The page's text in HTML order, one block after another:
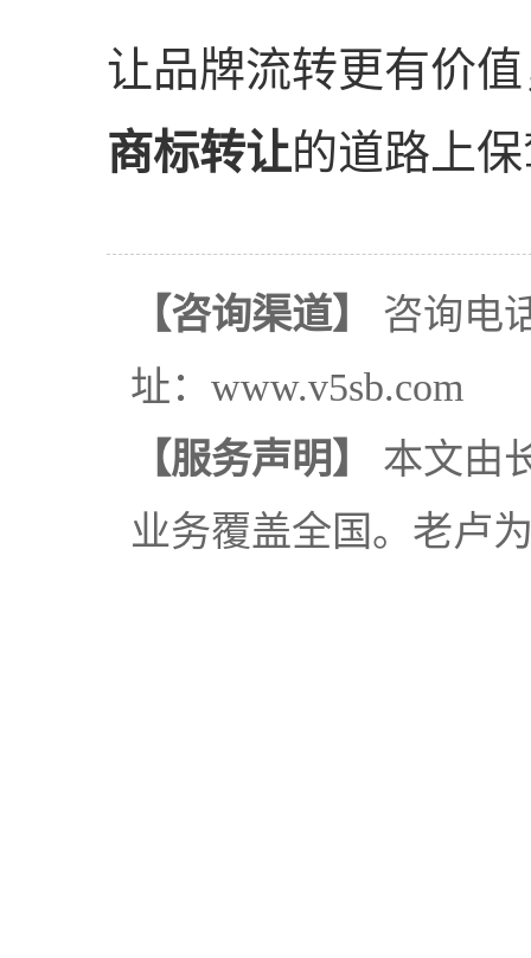
让品牌流转更有价
商标转让的道路上
【咨询渠道】
咨询电
址：www.v5sb.com
【服务声明】
本文由
业务覆盖全国。老卢